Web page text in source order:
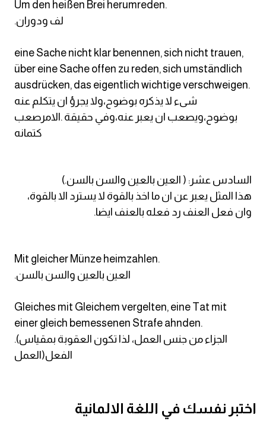
Um den heißen Brei herumreden.
.لف ودوران
eine Sache nicht klar benennen, sich nicht trauen,
über eine Sache offen zu reden, sich umständlich
ausdrücken, das eigentlich wichtige verschweigen.
شىء لا يذكره بوضوح،ولا يجرؤ ان يتكلم عنه
بوضوح،ويصعب ان يعبر عنه،وفي حقيقة .الامرصعب
كتمانه
السادس عشر: ( العين بالعين والسن بالسن.)
هذا المثل يعبر عن ان ما اخذ بالقوة لا يسترد الا بالقوة،
وان فعل العنف رد فعله بالعنف ايضا.
Mit gleicher Münze heimzahlen.
.العين بالعين والسن بالسن
Gleiches mit Gleichem vergelten, eine Tat mit
einer gleich bemessenen Strafe ahnden.
.(الجزاء من جنس العمل، لذا تكون العقوبة بمقياس
الفعل(العمل
اختبر نفسك في اللغة الالمانية